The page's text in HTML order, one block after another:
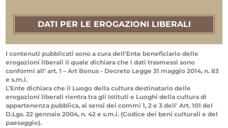
DATI PER LE EROGAZIONI LIBERALI
I contenuti pubblicati sono a cura dell’Ente beneficiario delle
erogazioni liberali il quale dichiara che i dati trasmessi sono
conformi all’ art. 1 – Art Bonus - Decreto Legge 31 maggio 2014, n. 83
e s.m.i.
L’Ente dichiara che il Luogo della cultura destinatario delle
erogazioni liberali rientra tra gli Istituti e Luoghi della cultura di
appartenenza pubblica, ai sensi dei commi 1, 2 e 3 dell' Art. 101 del
D.Lgs. 22 gennaio 2004, n. 42 e s.m.i. (Codice dei beni culturali e del
paesaggio).